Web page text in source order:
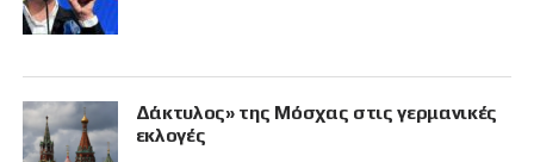
Δάκτυλος» της Μόσχας στις γερμανικές
εκλογές